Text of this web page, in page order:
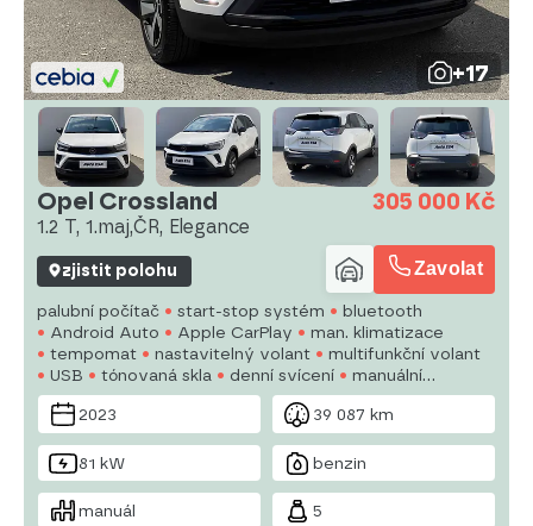
+17
Opel Crossland
1.2 T, 1.maj,ČR, Elegance
305 000 Kč
zjistit polohu Zavolat
palubní počítač start-stop systém
bluetooth
Android Auto
Apple CarPlay
man. klimatizace
tempomat
nastavitelný volant
multifunkční volant
USB
tónovaná skla denní svícení
manuální
převodovka
el. zrcátka
vyhřívaná zrcátka
2023
39 087 km
81 kW benzin
manuál 5